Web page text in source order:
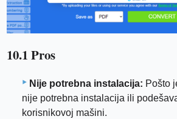
10.1 Pros
Nije potrebna instalacija: Pošto
nije potrebna instalacija ili
korisnikovoj mašini.